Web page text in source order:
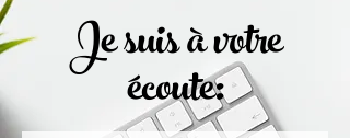
Je suis à votre
écoute: